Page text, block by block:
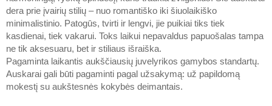
dera prie įvairių stilių – nuo romantiško iki šiuolaikiško
minimalistinio. Patogūs, tvirti ir lengvi, jie puikiai tiks tiek
kasdienai, tiek vakarui. Toks laikui nepavaldus papuošalas tampa
ne tik aksesuaru, bet ir stiliaus išraiška.
Pagaminta laikantis aukščiausių juvelyrikos gamybos standartų.
Auskarai gali būti pagaminti pagal užsakymą: už papildomą
mokestį su aukštesnės kokybės deimantais.